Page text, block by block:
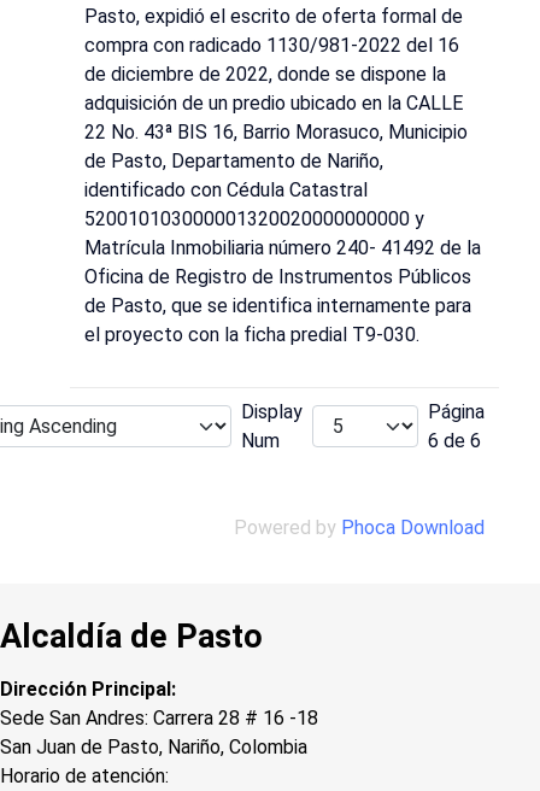
Pasto, expidió el escrito de oferta formal de
compra con radicado 1130/981-2022 del 16
de diciembre de 2022, donde se dispone la
adquisición de un predio ubicado en la CALLE
22 No. 43ª BIS 16, Barrio Morasuco, Municipio
de Pasto, Departamento de Nariño,
identificado con Cédula Catastral
520010103000001320020000000000 y
Matrícula Inmobiliaria número 240- 41492 de la
Oficina de Registro de Instrumentos Públicos
de Pasto, que se identifica internamente para
el proyecto con la ficha predial T9-030.
Display
Num
Página
6 de 6
Powered by Phoca Download
Alcaldía de Pasto
Dirección Principal:
Sede San Andres: Carrera 28 # 16 -18
San Juan de Pasto, Nariño, Colombia
Horario de atención: